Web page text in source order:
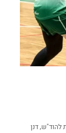
להוד"ש, דנן